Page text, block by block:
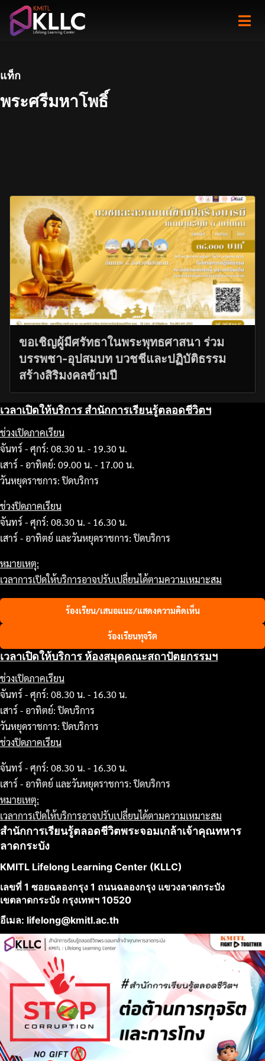
content
แท็ก
พระศรีมหาโพธิ์
ขอเชิญผู้มีศรัทธาในพระพุทธศาสนา ร่วม
บรรพชา-อุปสมบท บวชชีและปฏิบัติธรรม
สร้างสิริมงคลข้ามปี
เวลาเปิดให้บริการ สำนักการเรียนรู้ตลอดชีวิตฯ
ช่วงเปิดภาคเรียน
จันทร์ - ศุกร์: 08.30 น. - 19.30 น.
เสาร์ - อาทิตย์: 09.00 น. - 17.00 น.
วันหยุดราชการ: ปิดบริการ
ช่วงปิดภาคเรียน
จันทร์ - ศุกร์: 08.30 น. - 16.30 น.
เสาร์ - อาทิตย์ และวันหยุดราชการ: ปิดบริการ
หมายเหตุ:
เวลาการเปิดให้บริการอาจปรับเปลี่ยนได้ตามความเหมาะสม
ร้องเรียน/เสนอแนะ/แสดงความคิดเห็น
ร้องเรียนทุจริต
เวลาเปิดให้บริการ ห้องสมุดคณะสถาปัตยกรรมฯ
ช่วงเปิดภาคเรียน
จันทร์ - ศุกร์: 08.30 น. - 16.30 น.
เสาร์ - อาทิตย์: ปิดบริการ
วันหยุดราชการ: ปิดบริการ
ช่วงปิดภาคเรียน
จันทร์ - ศุกร์: 08.30 น. - 16.30 น.
เสาร์ - อาทิตย์ และวันหยุดราชการ: ปิดบริการ
หมายเหตุ:
เวลาการเปิดให้บริการอาจปรับเปลี่ยนได้ตามความเหมาะสม
สำนักการเรียนรู้ตลอดชีวิตพระจอมเกล้าเจ้าคุณทหาร
ลาดกระบัง
KMITL Lifelong Learning Center (KLLC)
เลขที่ 1 ซอยฉลองกรุง 1 ถนนฉลองกรุง แขวงลาดกระบัง
เขตลาดกระบัง กรุงเทพฯ 10520
อีเมล: lifelong@kmitl.ac.th